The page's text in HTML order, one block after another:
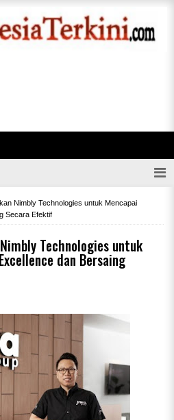
Nimbly Technologies untuk Mencapai
Secara Efektif
Technologies untuk
dan Bersaing